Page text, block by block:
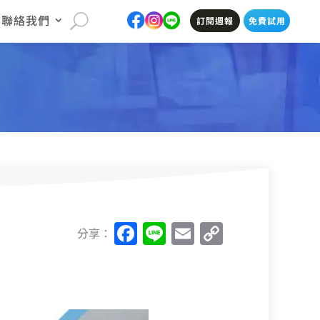
聯絡我們 訂閱週報 免費試用
分享： F
a
e
Li
n
E
m
C